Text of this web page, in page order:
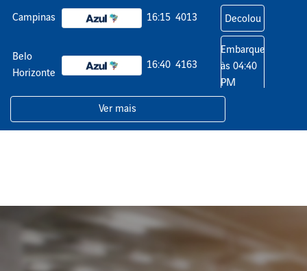
Campinas 16:15 4013 Decolou
Belo
Horizonte
16:40 4163
Embarque
às 04:40
PM
Guarulhos 16:45 3297
às 04:45
Santarém 21:25 6100 Previsto
Ver mais